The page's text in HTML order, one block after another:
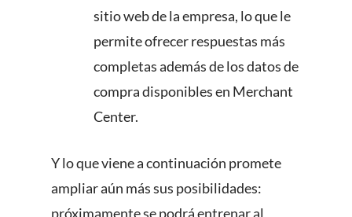
sitio web de la empresa, lo que le
permite ofrecer respuestas más
completas además de los datos de
compra disponibles en Merchant
Center.
Y lo que viene a continuación promete
ampliar aún más sus posibilidades:
próximamente se podrá entrenar al